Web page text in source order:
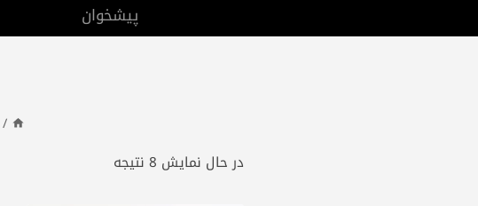
پیشخوان
/
در حال نمایش 8 نتیجه